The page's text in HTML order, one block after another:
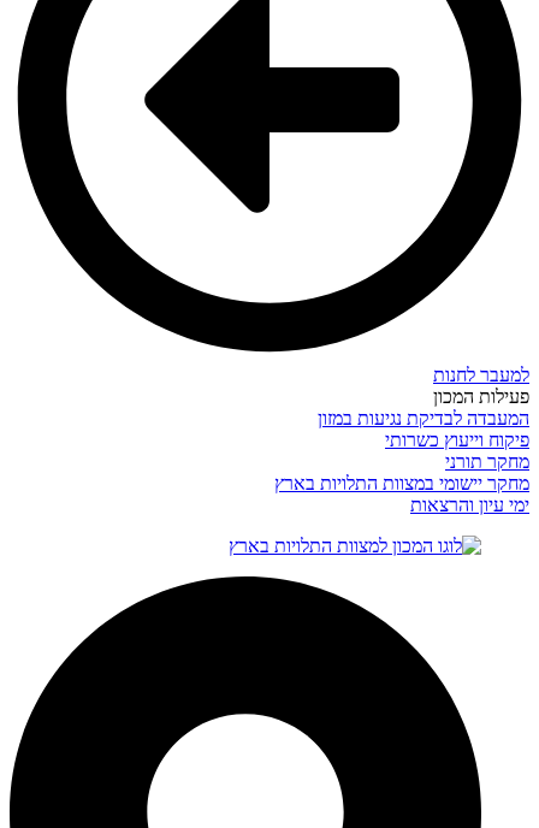
למעבר לחנות
פעילות המכון
המעבדה לבדיקת נגיעות במזון
פיקוח וייעוץ כשרותי
מחקר תורני
מחקר יישומי במצוות התלויות בארץ
ימי עיון והרצאות